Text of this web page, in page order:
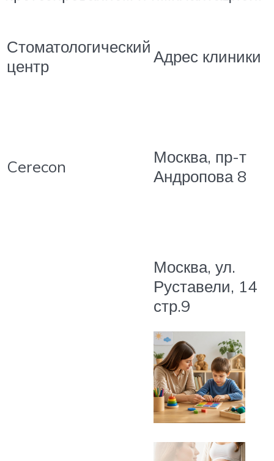
Стоматологический
центр
Адрес клиники
Cerecon
Москва, пр-т
Андропова 8
Москва, ул.
Руставели, 14
стр.9